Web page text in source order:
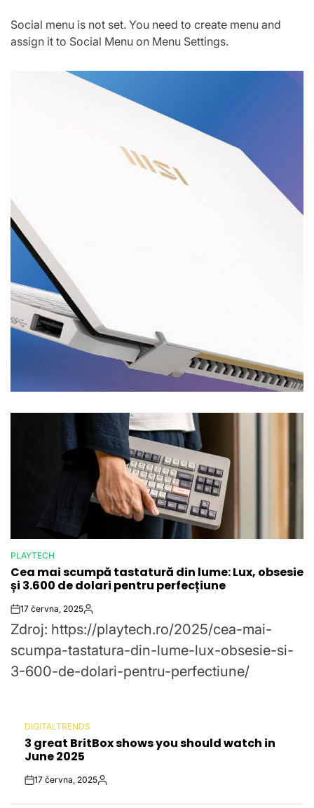
Social menu is not set. You need to create menu and
assign it to Social Menu on Menu Settings.
POSTED
IN
PLAYTECH
Cea mai scumpă tastatură din lume: Lux, obsesie
și 3.600 de dolari pentru perfecțiune
Post
Date
17 června, 2025By:
Zdroj: https://playtech.ro/2025/cea-mai-
scumpa-tastatura-din-lume-lux-obsesie-si-
3-600-de-dolari-pentru-perfectiune/
POSTED
IN
DIGITALTRENDS
3 great BritBox shows you should watch in
June 2025
Post17 června, 2025By: